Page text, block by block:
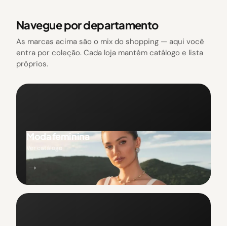
Navegue por departamento
As marcas acima são o mix do shopping — aqui você
entra por coleção. Cada loja mantém catálogo e lista
próprios.
Moda feminina
Ver catálogo
→